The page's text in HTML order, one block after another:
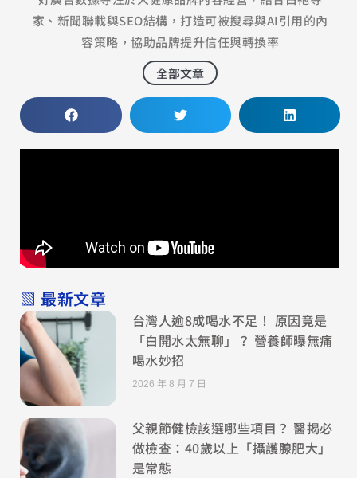
家、新聞聯載與SEO結構，打造可被搜尋與AI引用的內
容策略，協助品牌提升信任與轉換率
全部文章
▧ 最新文章
台灣人逾8成喝水不足！ 原因竟是
「白開水太無聊」？ 營養師曝無痛
喝水妙招
2026 年 8 月 7 日
父親節健檢該選哪些項目？ 醫揭必
做檢查：40歲以上「攝護腺肥大」
是常態